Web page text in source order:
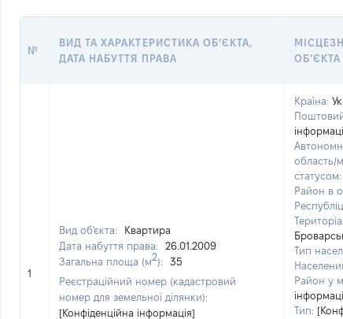
№
ВИД ТА ХАРАКТЕРИСТИКА ОБʼЄКТА,
ДАТА НАБУТТЯ ПРАВА
ОБʼЄКТА
1
Вид об'єкта:
Квартира
Дата набуття права:
26.01.2009
Загальна площа (м2):
35
Реєстраційний номер (кадастровий
номер для земельної ділянки):
[Конфіденційна інформація]
Країна:
область/
статусом:
Район в
Тип
Район у
Тип: